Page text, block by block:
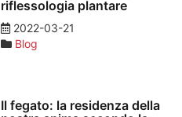
riflessologia plantare
2022-03-21
Blog
Il fegato: la residenza della